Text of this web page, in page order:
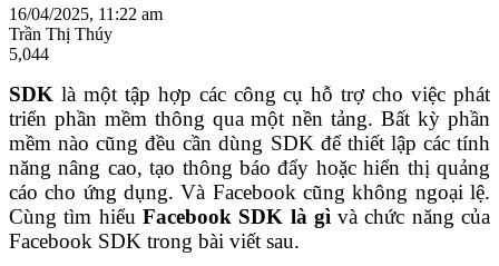
16/04/2025, 11:22 am
Trần Thị Thúy
5,044
SDK là một tập hợp các công cụ hỗ trợ cho việc phát
triển phần mềm thông qua một nền tảng. Bất kỳ phần
mềm nào cũng đều cần dùng SDK để thiết lập các tính
năng nâng cao, tạo thông báo đẩy hoặc hiển thị quảng
cáo cho ứng dụng. Và Facebook cũng không ngoại lệ.
Cùng tìm hiểu Facebook SDK là gì và chức năng của
Facebook SDK trong bài viết sau.